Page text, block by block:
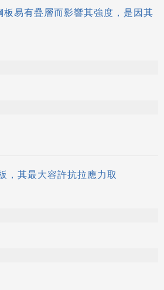
易有疊層而影響其強度，是因其
，其最大容許抗拉應力取